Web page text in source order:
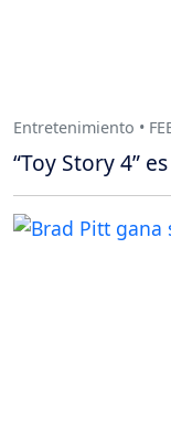
Entretenimiento •
“Toy Story 4”